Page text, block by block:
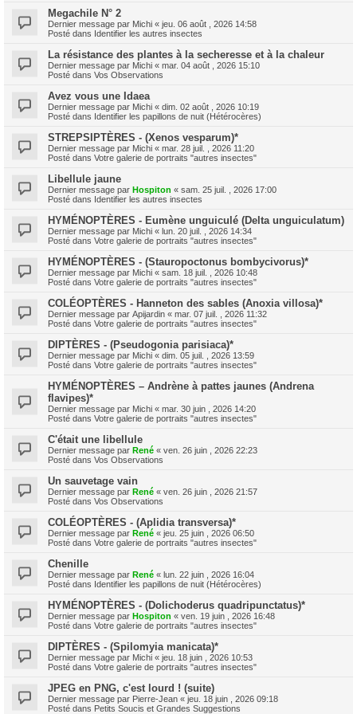
Megachile N° 2
Dernier message par Michi « jeu. 06 août , 2026 14:58
Posté dans Identifier les autres insectes
La résistance des plantes à la secheresse et à la chaleur
Dernier message par Michi « mar. 04 août , 2026 15:10
Posté dans Vos Observations
Avez vous une Idaea
Dernier message par Michi « dim. 02 août , 2026 10:19
Posté dans Identifier les papillons de nuit (Hétérocères)
STREPSIPTÈRES - (Xenos vesparum)*
Dernier message par Michi « mar. 28 juil. , 2026 11:20
Posté dans Votre galerie de portraits "autres insectes"
Libellule jaune
Dernier message par Hospiton « sam. 25 juil. , 2026 17:00
Posté dans Identifier les autres insectes
HYMÉNOPTÈRES - Eumène unguiculé (Delta unguiculatum)
Dernier message par Michi « lun. 20 juil. , 2026 14:34
Posté dans Votre galerie de portraits "autres insectes"
HYMÉNOPTÈRES - (Stauropoctonus bombycivorus)*
Dernier message par Michi « sam. 18 juil. , 2026 10:48
Posté dans Votre galerie de portraits "autres insectes"
COLÉOPTÈRES - Hanneton des sables (Anoxia villosa)*
Dernier message par Apijardin « mar. 07 juil. , 2026 11:32
Posté dans Votre galerie de portraits "autres insectes"
DIPTÈRES - (Pseudogonia parisiaca)*
Dernier message par Michi « dim. 05 juil. , 2026 13:59
Posté dans Votre galerie de portraits "autres insectes"
HYMÉNOPTÈRES – Andrène à pattes jaunes (Andrena
flavipes)*
Dernier message par Michi « mar. 30 juin , 2026 14:20
Posté dans Votre galerie de portraits "autres insectes"
C'était une libellule
Dernier message par René « ven. 26 juin , 2026 22:23
Posté dans Vos Observations
Un sauvetage vain
Dernier message par René « ven. 26 juin , 2026 21:57
Posté dans Vos Observations
COLÉOPTÈRES - (Aplidia transversa)*
Dernier message par René « jeu. 25 juin , 2026 06:50
Posté dans Votre galerie de portraits "autres insectes"
Chenille
Dernier message par René « lun. 22 juin , 2026 16:04
Posté dans Identifier les papillons de nuit (Hétérocères)
HYMÉNOPTÈRES - (Dolichoderus quadripunctatus)*
Dernier message par Hospiton « ven. 19 juin , 2026 16:48
Posté dans Votre galerie de portraits "autres insectes"
DIPTÈRES - (Spilomyia manicata)*
Dernier message par Michi « jeu. 18 juin , 2026 10:53
Posté dans Votre galerie de portraits "autres insectes"
JPEG en PNG, c'est lourd ! (suite)
Dernier message par Pierre-Jean « jeu. 18 juin , 2026 09:18
Posté dans Petits Soucis et Grandes Suggestions